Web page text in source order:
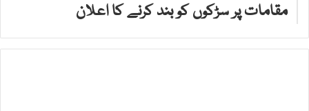
مقامات پر سڑکوں کو بند کرنے کا اعلان